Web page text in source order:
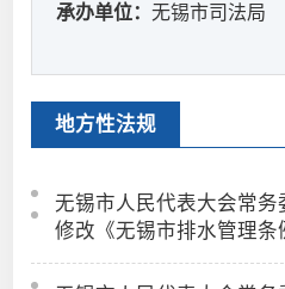
承办单位：无锡市司法局
地方性法规
无锡市人民代表大会常务
修改《无锡市排水管理条